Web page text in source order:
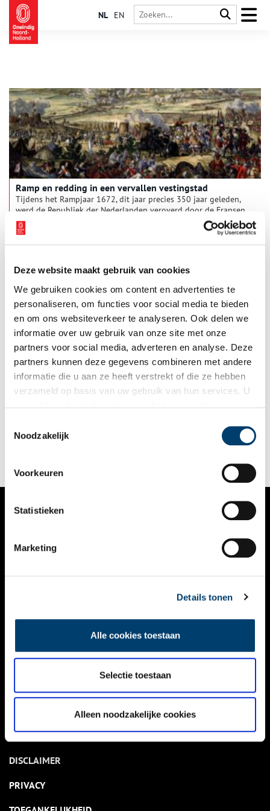
Deze website maakt gebruik van cookies
We gebruiken cookies om content en advertenties te
personaliseren, om functies voor social media te bieden
en om ons websiteverkeer te analyseren. Ook delen we
informatie over uw gebruik van onze site met onze
partners voor social media, adverteren en analyse. Deze
partners kunnen deze gegevens combineren met andere
informatie die u aan ze heeft verstrekt of die ze hebben
verzameld op basis van uw gebruik van hun services. U
Noodzakelijk
Voorkeuren
Statistieken
Marketing
Details tonen
Alle cookies toestaan
Selectie toestaan
Alleen noodzakelijke cookies
NL EN
Ramp en redding in een vervallen vestingstad
Tijdens het Rampjaar 1672, dit jaar precies 350 jaar geleden,
werd de Republiek der Nederlanden veroverd door de Fransen.
Hoewel de vesting Naarden ontworpen was voor
oorlogsvoering, werd ook deze zonder slag of stoot
ingenomen. Daar liet stadhouder Willem III het niet bij zitten.
de klauwen van de Franse bezetter te bevrijden.
De Driekoningen gaan aan ons voorbij
Je weet dat de feestdagen echt ten einde lopen wanneer
Driekoningen eraan komt. De wijzen reizen per kameel vanuit
christelijke feestdag lijken in rap tempo te verdwijnen.
NIEUWS
KALENDER
ACTIVITEITEN
NIEUWSBRIEF
DISCLAIMER
PRIVACY